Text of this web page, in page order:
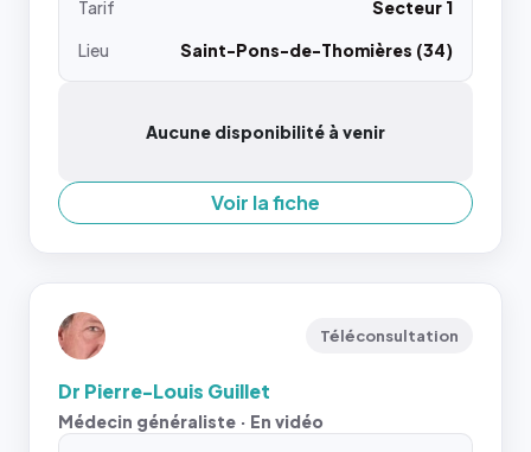
Tarif
Secteur 1
Lieu
Saint-Pons-de-Thomières (34)
Aucune disponibilité à venir
Voir la fiche
Téléconsultation
Dr Pierre-Louis Guillet
Médecin généraliste · En vidéo